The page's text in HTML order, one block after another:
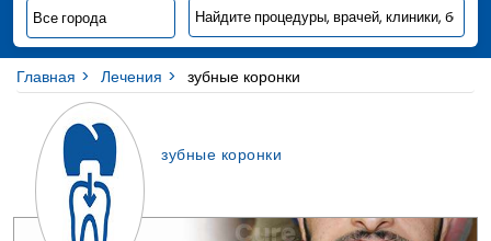
Главная Лечения зубные коронки
зубные коронки